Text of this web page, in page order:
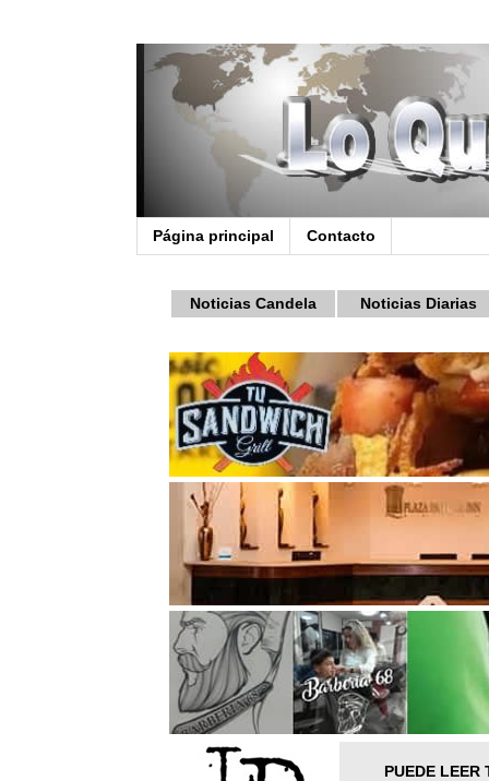
Página principal Contacto
Noticias Candela Noticias Diarias
PUEDE LEER